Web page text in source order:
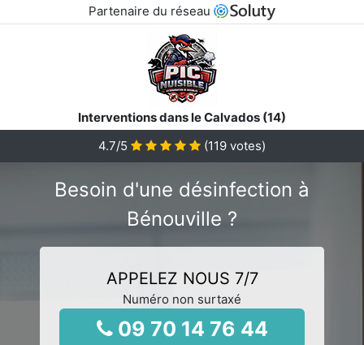
Partenaire du réseau
Interventions dans le Calvados (14)
4.7/5 (119 votes)
Besoin d'une désinfection à
Bénouville ?
APPELEZ NOUS 7/7
Numéro non surtaxé
09 70 14 76 44